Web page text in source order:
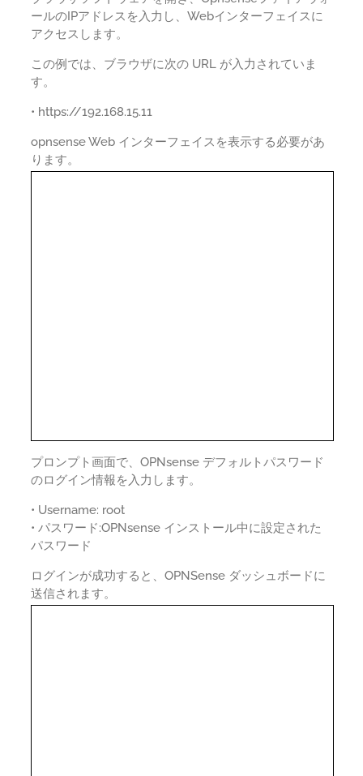
ールのIPアドレスを入力し、Webインターフェイスに
アクセスします。
この例では、ブラウザに次の URL が入力されていま
す。
• https://192.168.15.11
opnsense Web インターフェイスを表示する必要があ
ります。
プロンプト画面で、OPNsense デフォルトパスワード
のログイン情報を入力します。
• Username: root
• パスワード:OPNsense インストール中に設定された
パスワード
ログインが成功すると、OPNSense ダッシュボードに
送信されます。